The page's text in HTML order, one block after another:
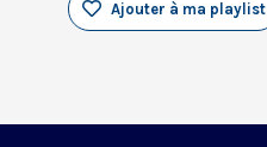
Ajouter à ma playlist